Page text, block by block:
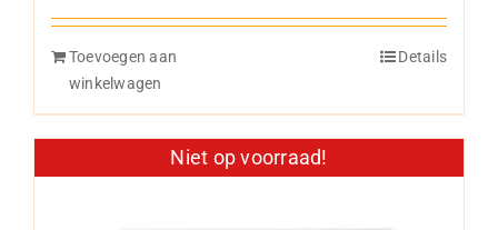
Toevoegen aan
winkelwagen
Details
Niet op voorraad!